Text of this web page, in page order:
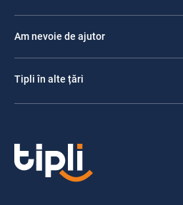
Am nevoie de ajutor
Tipli în alte țări